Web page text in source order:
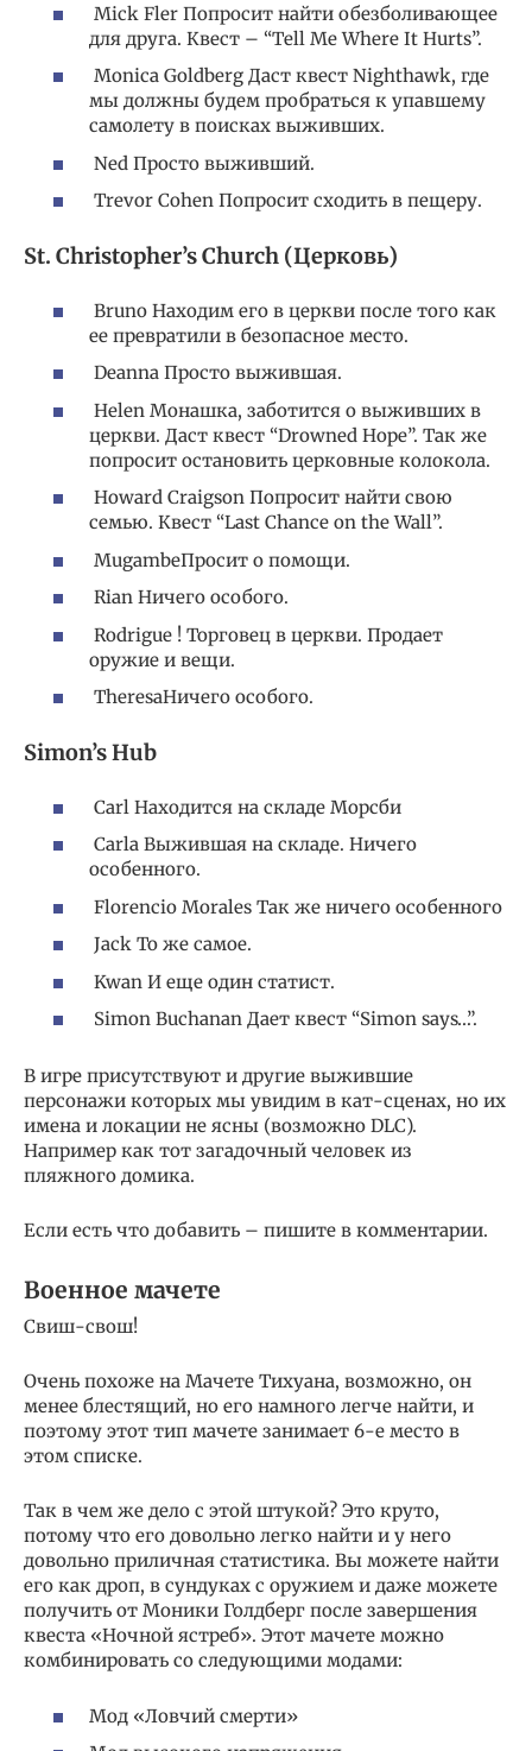
Mick Fler Попросит найти обезболивающее
для друга. Квест – “Tell Me Where It Hurts”.
Monica Goldberg Даст квест Nighthawk, где
мы должны будем пробраться к упавшему
самолету в поисках выживших.
Ned Просто выживший.
Trevor Cohen Попросит сходить в пещеру.
St. Christopher’s Church (Церковь)
Bruno Находим его в церкви после того как
ее превратили в безопасное место.
Deanna Просто выжившая.
Helen Монашка, заботится о выживших в
церкви. Даст квест “Drowned Hope”. Так же
попросит остановить церковные колокола.
Howard Craigson Попросит найти свою
семью. Квест “Last Chance on the Wall”.
MugambeПросит о помощи.
Rian Ничего особого.
Rodrigue ! Торговец в церкви. Продает
оружие и вещи.
TheresaНичего особого.
Simon’s Hub
Carl Находится на складе Морсби
Carla Выжившая на складе. Ничего
особенного.
Florencio Morales Так же ничего особенного
Jack То же самое.
Kwan И еще один статист.
Simon Buchanan Дает квест “Simon says…”.
В игре присутствуют и другие выжившие
персонажи которых мы увидим в кат-сценах, но их
имена и локации не ясны (возможно DLC).
Например как тот загадочный человек из
пляжного домика.
Если есть что добавить – пишите в комментарии.
Военное мачете
Свиш-свош!
Очень похоже на Мачете Тихуана, возможно, он
менее блестящий, но его намного легче найти, и
поэтому этот тип мачете занимает 6-е место в
этом списке.
Так в чем же дело с этой штукой? Это круто,
потому что его довольно легко найти и у него
довольно приличная статистика. Вы можете найти
его как дроп, в сундуках с оружием и даже можете
получить от Моники Голдберг после завершения
квеста «Ночной ястреб». Этот мачете можно
комбинировать со следующими модами:
Мод «Ловчий смерти»